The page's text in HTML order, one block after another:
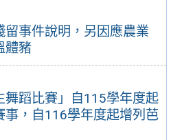
事件說明，另因應農業
體豬
舞蹈比賽」自115學年度起
事，自116學年度起增列芭